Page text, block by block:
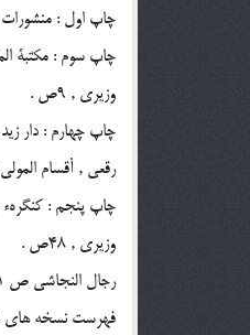
چاپ اول : منشورات
چاپ سوم : مكتبة
وزيرى , 9ص .
چاپ چهارم : دار زيد
رقعى , أقسام المولى : 26ص , رسالة فى معنى المولى :
چاپ پنجم : كنگرهء
وزيرى , 48ص .
رجال النجاشى ص 401
فهرست نسخه هاى خطى